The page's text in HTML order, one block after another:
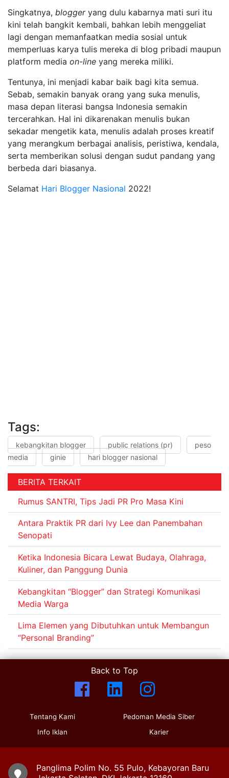
Singkatnya, blogger yang dulu kabarnya mati suri itu
kini telah bangkit kembali, bahkan lebih menggeliat
lagi dengan memanfaatkan media sosial untuk
memperluas karya tulis mereka di blog pribadi maupun
platform media on-line yang mereka miliki.
Tentunya, ini menjadi kabar baik bagi kita semua.
Sebab, semakin banyak orang yang suka menulis,
masa depan literasi bangsa Indonesia semakin
tercerahkan. Hal ini dikarenakan menulis bukan
sekadar mengetik kata, menulis adalah proses kreatif
yang merangkum berbagai analisis, peristiwa, kendala,
serta memberikan solusi dengan sudut pandang yang
berbeda dari biasanya.
Selamat Hari Blogger Nasional 2022!
Tags:
kebangkitan blogger public relations (pr)
peso
media
ginie hari blogger nasional
BERITA TERKAIT
Rumus SANTRI, Tips Jadi PR Pro Masa Kini
Antara Praktik PR dari Ivy Lee dan Panembahan
Senopati
Ketika Indonesia Bicara Lewat Budaya, Olahraga,
Kuliner, dan Panggung Dunia
Kebangkitan “Blogger” dan Strategi Komunikasi
Media Warga
Lima Elemen yang Dibutuhkan untuk Membangun
“Personal Branding”
Back to Top
Tentang Kami
Info Iklan
Pedoman Media Siber
Karier
Panglima Polim No. 55 Pulo, Kebayoran Baru